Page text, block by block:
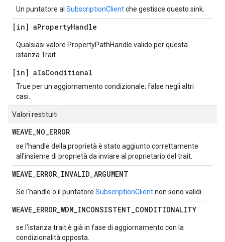
Un puntatore al SubscriptionClientche gestisce questo sink.
[in] aPropertyHandle
Qualsiasi valore PropertyPathHandle valido per questa
istanza Trait.
[in] aIsConditional
True per un aggiornamento condizionale; false negli altri
casi.
Valori restituiti
WEAVE_NO_ERROR
se l'handle della proprietà è stato aggiunto correttamente
all'insieme di proprietà da inviare al proprietario del trait.
WEAVE_ERROR_INVALID_ARGUMENT
Se l'handle o il puntatore SubscriptionClientnon sono validi.
WEAVE_ERROR_WDM_INCONSISTENT_CONDITIONALITY
se l'istanza trait è già in fase di aggiornamento con la
condizionalità opposta.